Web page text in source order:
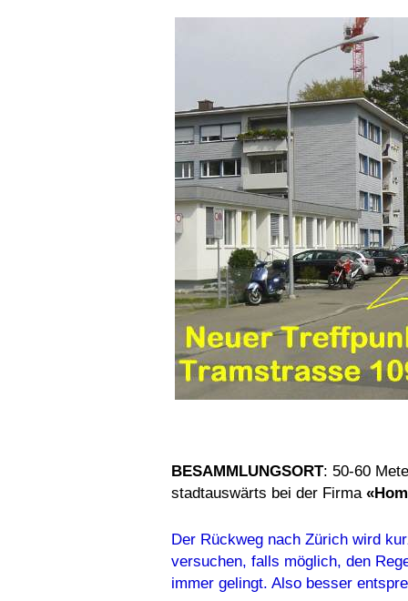
BESAMMLUNGSORT: 50-60
stadtauswärts bei der Firma
Der Rückweg nach Zürich wird
versuchen, falls möglich, den
immer gelingt. Also besser